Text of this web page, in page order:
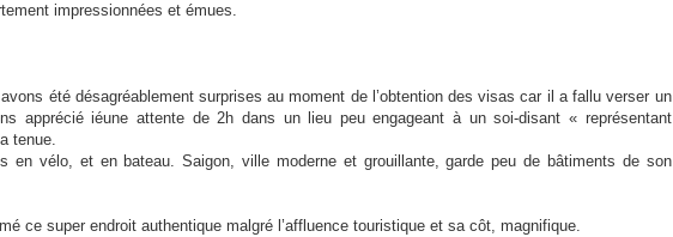
impressionnées et émues.
été désagréablement surprises au moment de l’obtention des visas car il a fallu verser un
apprécié iéune attente de 2h dans un lieu peu engageant à un soi-disant « représentant
tenue.
en vélo, et en bateau. Saigon, ville moderne et grouillante, garde peu de bâtiments de son
ce super endroit authentique malgré l’affluence touristique et sa côt, magnifique.